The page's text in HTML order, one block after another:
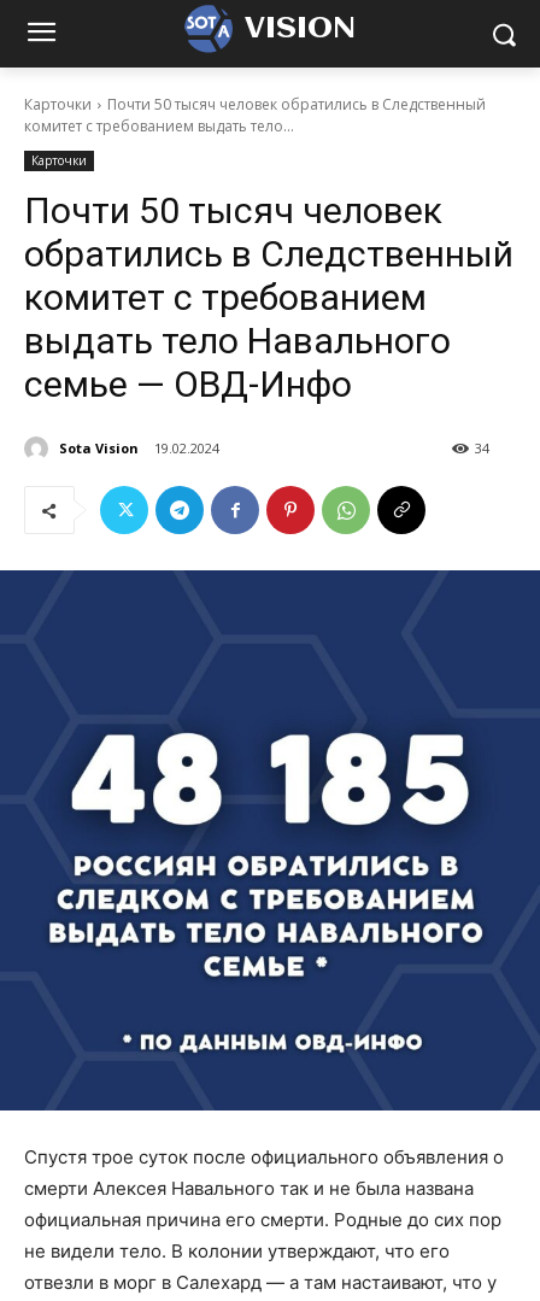
VISION
Карточки
Почти 50 тысяч человек обратились в Следственный
комитет с требованием выдать тело...
Карточки
Почти 50 тысяч человек
обратились в Следственный
комитет с требованием
выдать тело Навального
семье — ОВД-Инфо
Sota Vision 19.02.2024 34
Спустя трое суток после официального объявления о
смерти Алексея Навального так и не была названа
официальная причина его смерти. Родные до сих пор
не видели тело. В колонии утверждают, что его
отвезли в морг в Салехард — а там настаивают, что у